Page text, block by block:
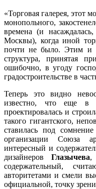
«Торговая галерея, этот
монопольного,
времена (и
Москвы), когда иной
почти не было. Этим и
структура, принятая
ошибочно, в угоду
градостроительстве в
Теперь это видно
известно, что еще в
проектировалась и
такого гигантского,
ставилась под
организации Союза
интересный и
дизайнеров Глазычева,
содержательный,
авторитетами и смели
официальной, точку